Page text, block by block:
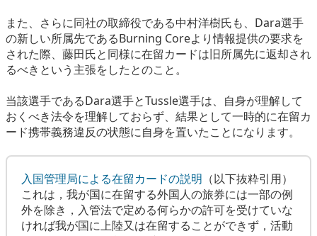
また、さらに同社の取締役である中村洋樹氏も、Dara選手
の新しい所属先であるBurning Coreより情報提供の要求を
された際、藤田氏と同様に在留カードは旧所属先に返却され
るべきという主張をしたとのこと。
当該選手であるDara選手とTussle選手は、自身が理解して
おくべき法令を理解しておらず、結果として一時的に在留カ
ード携帯義務違反の状態に自身を置いたことになります。
入国管理局による在留カードの説明 （以下抜粋引用）
これは，我が国に在留する外国人の旅券には一部の例
外を除き，入管法で定める何らかの許可を受けていな
ければ我が国に上陸又は在留することができず，活動